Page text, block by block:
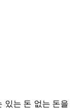
는 돈 없는 돈